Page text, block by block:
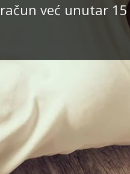
već unutar